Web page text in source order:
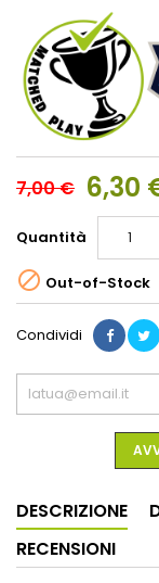
7,00 € 6,30
Quantità
 Out-of-Stock
Condividi
DESCRIZIONE
RECENSIONI